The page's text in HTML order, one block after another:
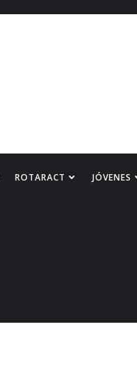
ROTARACT JÓVENES